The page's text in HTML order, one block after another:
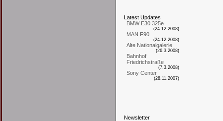
L atest Updates
BMW E30 325e
(24.12.2008)
MAN F90
(24.12.2008)
Alte Nationalgalerie
(26.3.2008)
Bahnhof
Friedrichstraße
(7.3.2008)
Sony Center
(28.11.2007)
Newsletter